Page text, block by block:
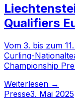
Qualifiers
Vom 3. bis zum
Curling-
Championship
Weiterlesen →
Presse3. Mai 2025